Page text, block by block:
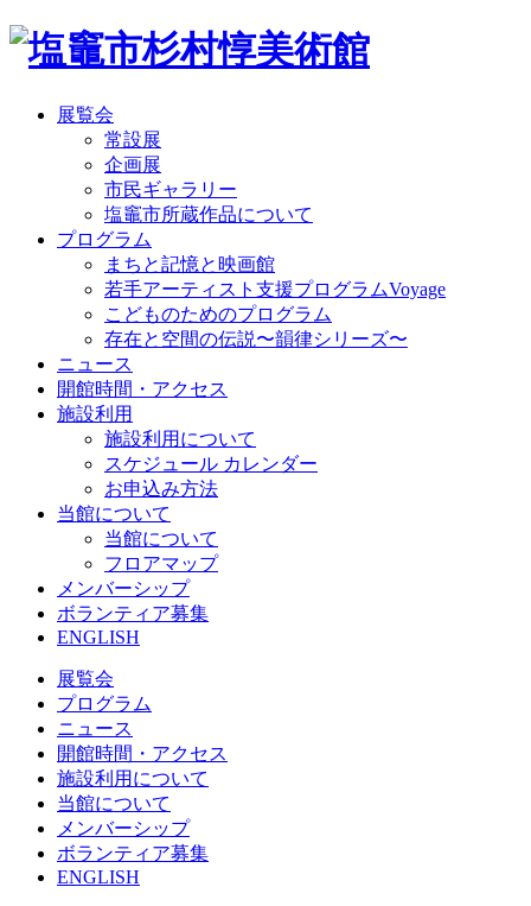
展覧会
常設展
企画展
市民ギャラリー
塩竈市所蔵作品について
プログラム
まちと記憶と映画館
若手アーティスト支援プログラムVoyage
こどものためのプログラム
存在と空間の伝説〜韻律シリーズ〜
ニュース
開館時間・アクセス
施設利用
施設利用について
スケジュール カレンダー
お申込み方法
当館について
当館について
フロアマップ
メンバーシップ
ボランティア募集
ENGLISH
展覧会
プログラム
ニュース
開館時間・アクセス
施設利用について
当館について
メンバーシップ
ボランティア募集
ENGLISH